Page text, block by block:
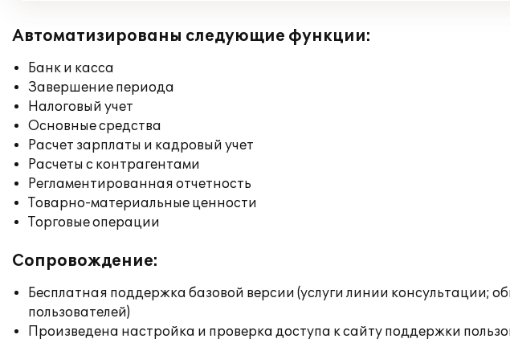
Автоматизированы следующие функции:
Банк и касса
Завершение периода
Налоговый учет
Основные средства
Расчет зарплаты и кадровый учет
Расчеты с контрагентами
Регламентированная отчетность
Товарно-материальные ценности
Торговые операции
Сопровождение:
Бесплатная поддержка базовой версии (услуги линии консультации;
пользователей)
Произведена настройка и проверка доступа к сайту поддержки